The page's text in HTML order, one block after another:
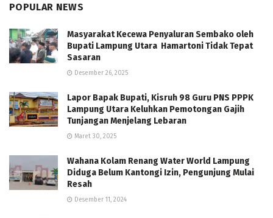
POPULAR NEWS
Masyarakat Kecewa Penyaluran Sembako oleh
Bupati Lampung Utara Hamartoni Tidak Tepat
Sasaran
Desember 26, 2025
Lapor Bapak Bupati, Kisruh 98 Guru PNS PPPK
Lampung Utara Keluhkan Pemotongan Gajih
Tunjangan Menjelang Lebaran
Maret 30, 2025
Wahana Kolam Renang Water World Lampung
Diduga Belum Kantongi Izin, Pengunjung Mulai
Resah
Desember 11, 2024